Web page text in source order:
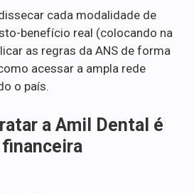
cada modalidade de
benefício real (colocando na
as regras da ANS de forma
acessar a ampla rede
o país.
a Amil Dental é